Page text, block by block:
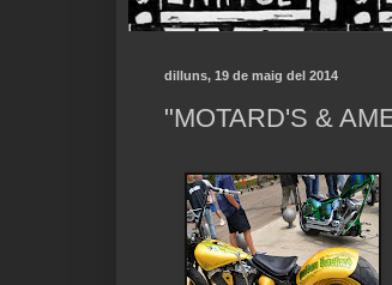
dilluns, 19 de maig del 2014
"MOTARD'S &